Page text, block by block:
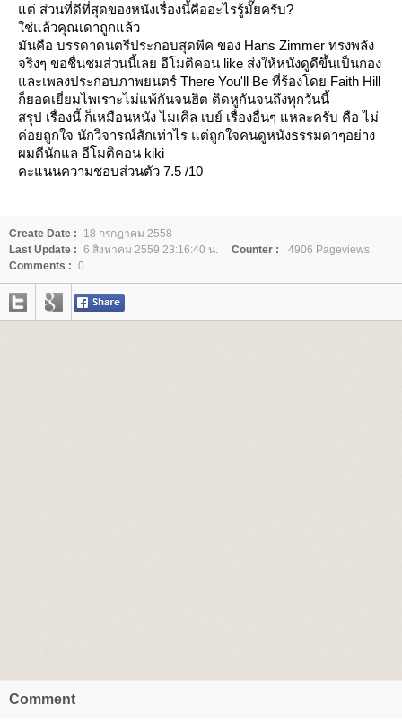
ต่ ส่วนที่ดีที่สุดของหนังเรื่องนี้คืออะไรรู้มั๊ยครับ?
ช่แล้วคุณเดาถูกแล้ว
มันคือ บรรดาดนตรีประกอบสุดพีค ของ Hans Zimmer ทรงพลัง
จริงๆ ขอชื่นชมส่วนนี้เลย อีโมติคอน like ส่งให้หนังดูดีขึ้นเป็นกอง
ละเพลงประกอบภาพยนตร์ There You'll Be ที่ร้องโดย Faith Hill
ก็ยอดเยี่ยมไพเราะไม่แพ้กันจนฮิต ติดหูกันจนถึงทุกวันนี้
สรุป เรื่องนี้ ก็เหมือนหนัง ไมเคิล เบย์ เรื่องอื่นๆ แหละครับ คือ ไม่
ค่อยถูกใจ นักวิจารณ์สักเท่าไร แต่ถูกใจคนดูหนังธรรมดาๆอย่าง
ผมดีนักแล อีโมติคอน kiki
คะแนนความชอบส่วนตัว 7.5 /10
Create Date :
18 กรกฎาคม 2558
Last Update : 6 สิงหาคม 2559 23:16:40 น. Counter :
4906 Pageviews.
Comments : 0
Comment